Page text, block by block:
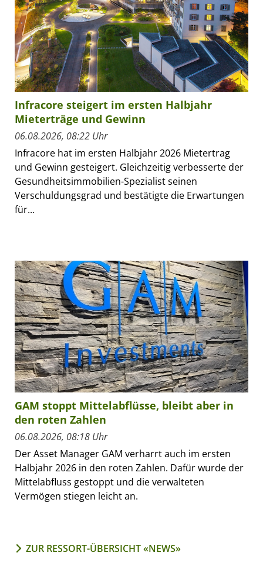
Infracore steigert im ersten Halbjahr
Mieterträge und Gewinn
06.08.2026, 08:22 Uhr
Infracore hat im ersten Halbjahr 2026 Mietertrag
und Gewinn gesteigert. Gleichzeitig verbesserte der
Gesundheitsimmobilien-Spezialist seinen
Verschuldungsgrad und bestätigte die Erwartungen
für...
GAM stoppt Mittelabflüsse, bleibt aber in
den roten Zahlen
06.08.2026, 08:18 Uhr
Der Asset Manager GAM verharrt auch im ersten
Halbjahr 2026 in den roten Zahlen. Dafür wurde der
Mittelabfluss gestoppt und die verwalteten
Vermögen stiegen leicht an.
ZUR RESSORT-ÜBERSICHT «NEWS»